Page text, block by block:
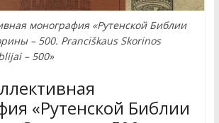
монография «Рутенской Библии
– 500. Pranciškaus Skorinos
– 500»
«Рутенской Библии